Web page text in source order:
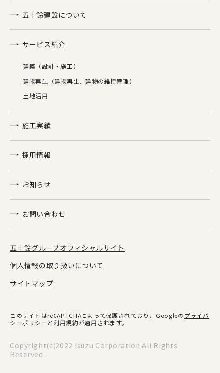
五十鈴建設について
サービス紹介
建築（設計・施工）
建物再生（建物再生、建物の維持管理）
土地活用
施工実績
採用情報
お知らせ
お問い合わせ
五十鈴グループオフィシャルサイト
個人情報の取り扱いについて
サイトマップ
このサイトはreCAPTCHAによって保護されており、Googleのプライバ
シーポリシーと利用規約が適用されます。
Copyright(c)2022 Isuzu Corporation All Rights
Reserved.